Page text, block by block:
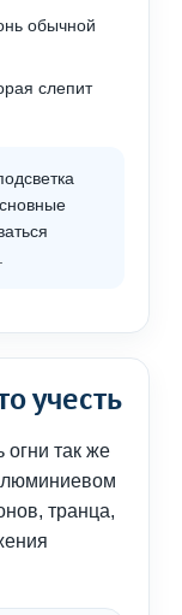
обычной
слепит
учесть
так же
транца,